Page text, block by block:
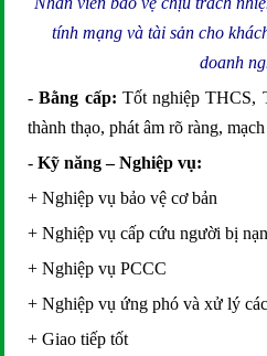
tính mạng và tài sản cho
doanh
-Bằng cấp: Tốt nghiệp THCS,
thành thạo, phát âm rõ ràng,
- Kỹ năng – Nghiệp vụ:
+ Nghiệp vụ bảo vệ cơ bản
+ Nghiệp vụ cấp cứu người bị nạn
+ Nghiệp vụ PCCC
+ Nghiệp vụ ứng phó và xử lý
+ Giao tiếp tốt